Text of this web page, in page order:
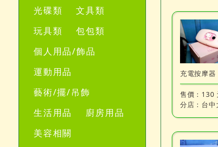
光碟類
文具類
玩具類
包包類
個人用品/飾品
運動用品
藝術/擺/吊飾
生活用品
廚房用品
美容相關
充電按摩器
售價： 130
分店： 台中